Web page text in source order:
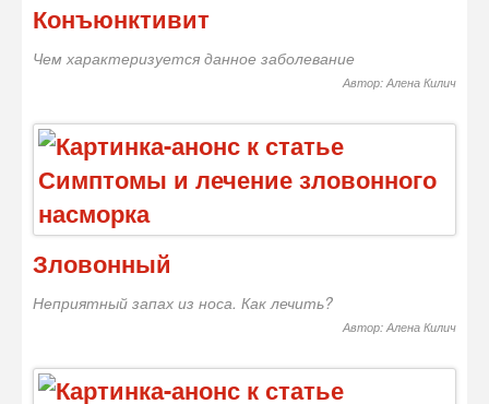
Конъюнктивит
Чем характеризуется данное заболевание
Автор: Алена Килич
Зловонный
Неприятный запах из носа. Как лечить?
Автор: Алена Килич